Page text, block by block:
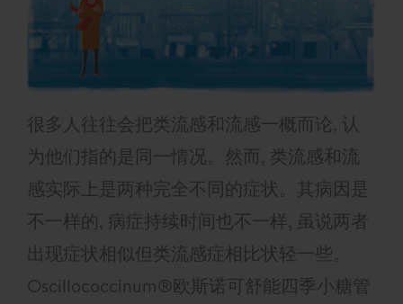
很多人往往会把类流感和流感一概而论, 认
为他们指的是同一情况。然而, 类流感和流
感实际上是两种完全不同的症状。其病因是
不一样的, 病症持续时间也不一样, 虽说两者
出现症状相似但类流感症相比状轻一些。
Oscillococcinum®欧斯诺可舒能四季小糖管